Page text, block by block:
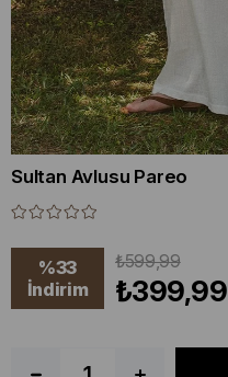
Sultan Avlusu Pareo
%33
İndirim
₺599,99
₺399,99